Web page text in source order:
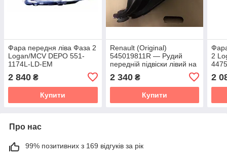
Фара передня ліва Фаза 2
Logan/MCV DEPO 551-
1174L-LD-EM
2 840 ₴
Купити
Renault (Original)
545019811R — Рудий
передній підвіски лівий на
Рено Логан 2, Логан MCV
2, Сандро Stepway 2
2 340₴
Купити
2
2
Про нас
99% позитивних з 169 відгуків за рік